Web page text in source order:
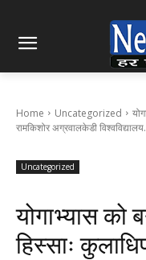
Home Uncategorized
रामकिशोर अग्रवालकेडी
Uncategorized
योगाभ्यास को
हिस्साः